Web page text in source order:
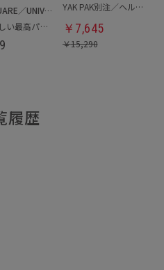
SUIT SQUARE／UNIVERSAL LANGUAGE
春夏／涼しい最高パンツ
YAK PAK別注／ヘルメットバッグ
￥ 7,645
￥15,290
履歴